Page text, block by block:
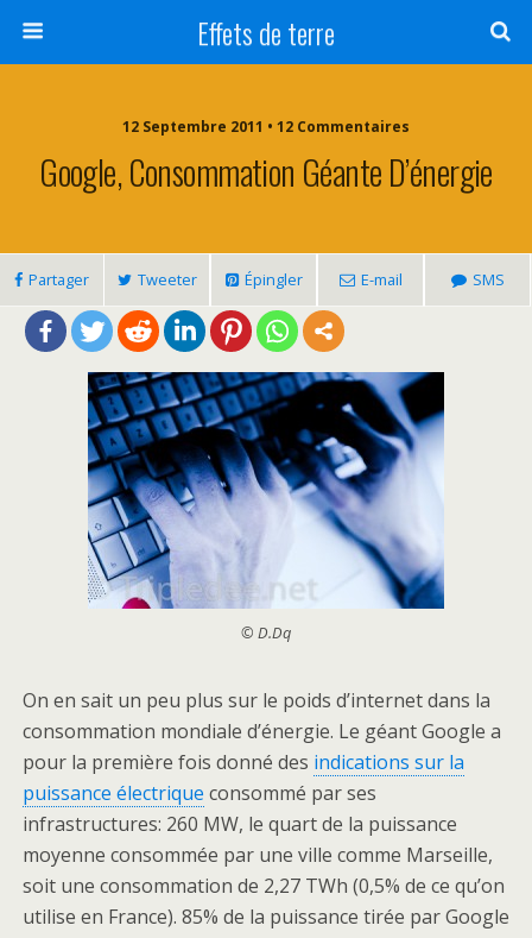
Effets de terre
12 Septembre 2011 • 12 Commentaires
Google, Consommation Géante D’énergie
Partager Tweeter Épingler E-mail SMS
© D.Dq
On en sait un peu plus sur le poids d’internet dans la
consommation mondiale d’énergie. Le géant Google a
pour la première fois donné des indications sur la
puissance électrique consommé par ses
infrastructures: 260 MW, le quart de la puissance
moyenne consommée par une ville comme Marseille,
soit une consommation de 2,27 TWh (0,5% de ce qu’on
utilise en France). 85% de la puissance tirée par Google